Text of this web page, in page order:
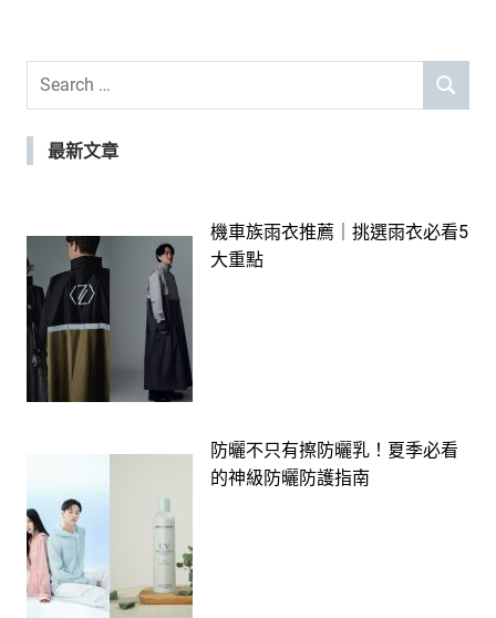
Search
SEARCH
最新文章
機車族雨衣推薦｜挑選雨衣必看5
大重點
防曬不只有擦防曬乳！夏季必看
的神級防曬防護指南